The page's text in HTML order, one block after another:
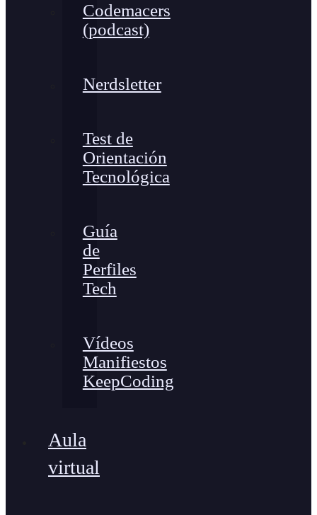
Codemacers
(podcast)
Nerdsletter
Test de
Orientación
Tecnológica
Guía
de
Perfiles
Tech
Vídeos
Manifiestos
KeepCoding
Aula
virtual